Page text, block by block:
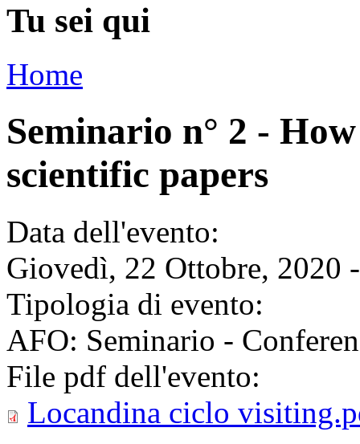
Tu sei qui
Home
Seminario n° 2 -
scientific papers
Data dell'evento:
Giovedì, 22 Ottobre, 2020
Tipologia di evento:
AFO: Seminario -
File pdf dell'evento:
Locandina ciclo